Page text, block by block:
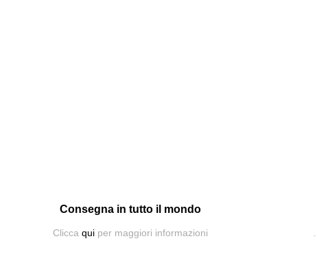
Consegna in tutto il mondo
Clicca quiper maggiori informazioni